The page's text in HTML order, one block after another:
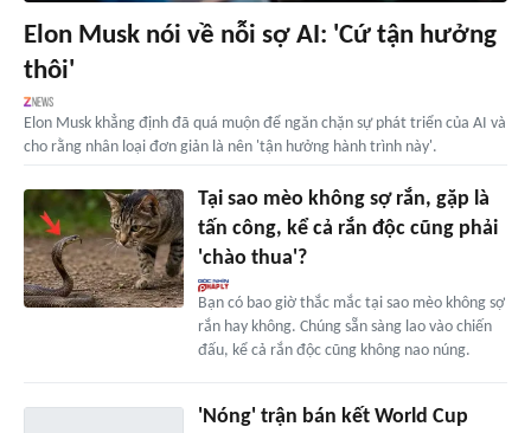
Elon Musk nói về nỗi sợ AI: 'Cứ tận hưởng
thôi'
Elon Musk khẳng định đã quá muộn để ngăn chặn sự phát triển của AI và
cho rằng nhân loại đơn giản là nên 'tận hưởng hành trình này'.
Tại sao mèo không sợ rắn, gặp là
tấn công, kể cả rắn độc cũng phải
'chào thua'?
Bạn có bao giờ thắc mắc tại sao mèo không sợ
rắn hay không. Chúng sẵn sàng lao vào chiến
đấu, kể cả rắn độc cũng không nao núng.
'Nóng' trận bán kết World Cup